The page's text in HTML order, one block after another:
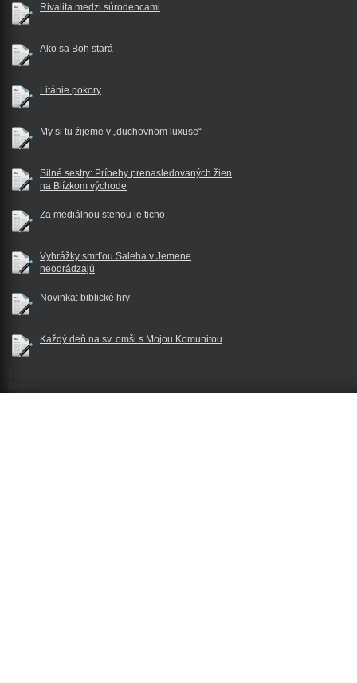
Rivalita medzi súrodencami
Ako sa Boh stará
Litánie pokory
My si tu žijeme v „duchovnom luxuse“
Silné sestry: Príbehy prenasledovaných žien
na Blízkom východe
Za mediálnou stenou je ticho
Vyhrážky smrťou Saleha v Jemene
neodrádzajú
Novinka: biblické hry
Každý deň na sv. omši s Mojou Komunitou